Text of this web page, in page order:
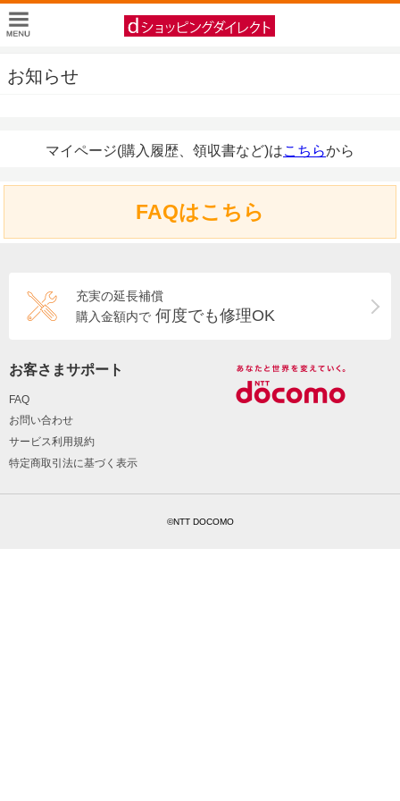
お知らせ
マイページ(購入履歴、領収書など)はこちらから
FAQはこちら
充実の延長補償
購入金額内で 何度でも修理OK
お客さまサポート
FAQ
お問い合わせ
サービス利用規約
特定商取引法に基づく表示
©NTT DOCOMO